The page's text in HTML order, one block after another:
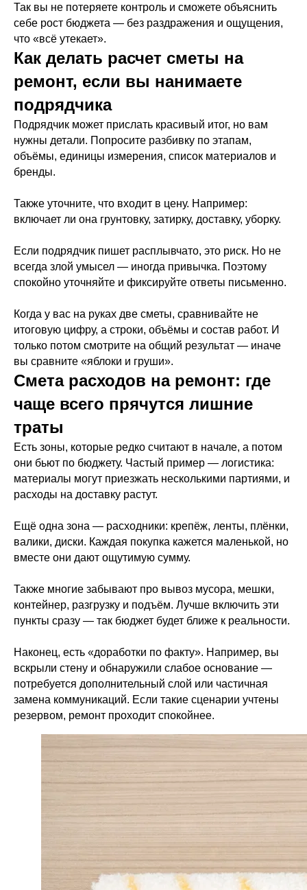
Так вы не потеряете контроль и сможете объяснить
себе рост бюджета — без раздражения и ощущения,
что «всё утекает».
Как делать расчет сметы на
ремонт, если вы нанимаете
подрядчика
Подрядчик может прислать красивый итог, но вам
нужны детали. Попросите разбивку по этапам,
объёмы, единицы измерения, список материалов и
бренды.
Также уточните, что входит в цену. Например:
включает ли она грунтовку, затирку, доставку, уборку.
Если подрядчик пишет расплывчато, это риск. Но не
всегда злой умысел — иногда привычка. Поэтому
спокойно уточняйте и фиксируйте ответы письменно.
Когда у вас на руках две сметы, сравнивайте не
итоговую цифру, а строки, объёмы и состав работ. И
только потом смотрите на общий результат — иначе
вы сравните «яблоки и груши».
Смета расходов на ремонт: где
чаще всего прячутся лишние
траты
Есть зоны, которые редко считают в начале, а потом
они бьют по бюджету. Частый пример — логистика:
материалы могут приезжать несколькими партиями, и
расходы на доставку растут.
Ещё одна зона — расходники: крепёж, ленты, плёнки,
валики, диски. Каждая покупка кажется маленькой, но
вместе они дают ощутимую сумму.
Также многие забывают про вывоз мусора, мешки,
контейнер, разгрузку и подъём. Лучше включить эти
пункты сразу — так бюджет будет ближе к реальности.
Наконец, есть «доработки по факту». Например, вы
вскрыли стену и обнаружили слабое основание —
потребуется дополнительный слой или частичная
замена коммуникаций. Если такие сценарии учтены
резервом, ремонт проходит спокойнее.